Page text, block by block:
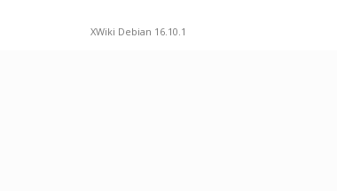
XWiki Debian 16.10.1